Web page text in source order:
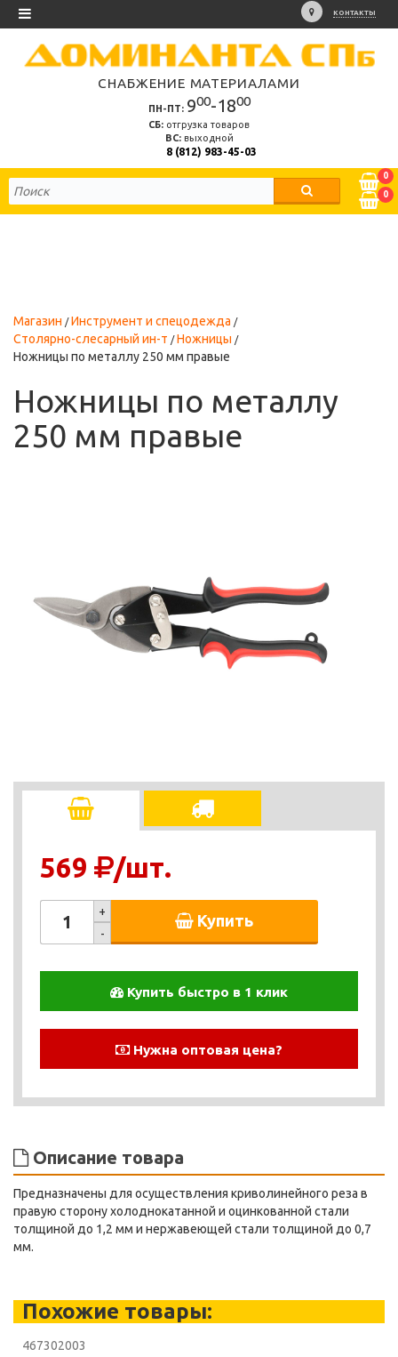
КОНТАКТЫ
СНАБЖЕНИЕ МАТЕРИАЛАМИ
ПН-ПТ: 900-1800
СБ: отгрузка товаров
ВС:выходной
8 (812) 983-45-03
0
0
Магазин
Инструмент и спецодежда
Столярно-слесарный ин-т
Ножницы
Ножницы по металлу 250 мм правые
Ножницы по металлу
250 мм правые
569 /шт.
+
-
Купить
Купить быстро в 1 клик
Нужна оптовая цена?
Описание товара
Предназначены для осуществления криволинейного реза в
правую сторону холоднокатанной и оцинкованной стали
толщиной до 1,2 мм и нержавеющей стали толщиной до 0,7
мм.
Похожие товары:
467302003